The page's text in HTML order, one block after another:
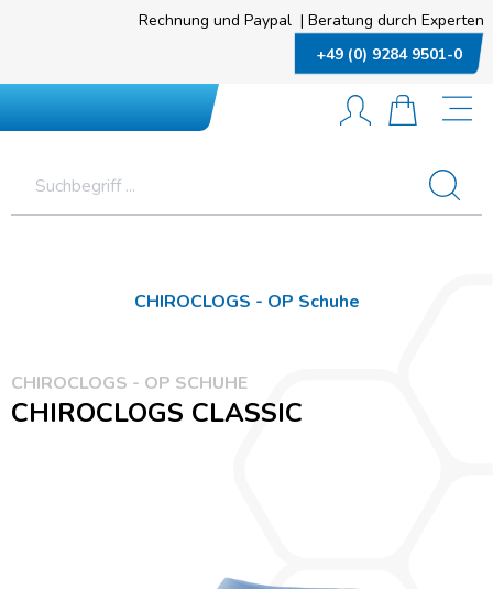
Rechnung und Paypal | Beratung durch Experten
+49 (0) 9284 9501-0
CHIROCLOGS - OP Schuhe
CHIROCLOGS - OP SCHUHE
CHIROCLOGS CLASSIC